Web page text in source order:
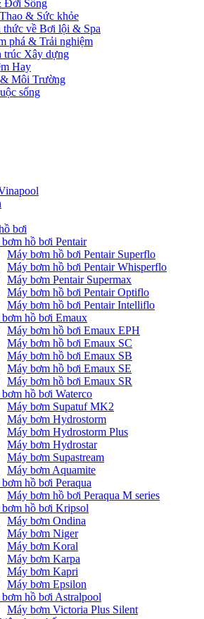
Đời Sống
& Sức khỏe
thức về Bơi lội & Spa
phá & Trải nghiệm
trúc Xây dựng
Hay
Môi Trường
sống
bơi
hồ bơi Pentair
Máy bơm hồ bơi Pentair Superflo
Máy bơm hồ bơi Pentair Whisperflo
Máy bơm Pentair Supermax
Máy bơm hồ bơi Pentair Optiflo
Máy bơm hồ bơi Pentair Intelliflo
hồ bơi Emaux
Máy bơm hồ bơi Emaux EPH
Máy bơm hồ bơi Emaux SC
Máy bơm hồ bơi Emaux SB
Máy bơm hồ bơi Emaux SE
Máy bơm hồ bơi Emaux SR
hồ bơi Waterco
Máy bơm Supatuf MK2
Máy bơm Hydrostorm
Máy bơm Hydrostorm Plus
Máy bơm Hydrostar
Máy bơm Supastream
Máy bơm Aquamite
hồ bơi Peraqua
Máy bơm hồ bơi Peraqua M series
hồ bơi Kripsol
Máy bơm Ondina
Máy bơm Niger
Máy bơm Koral
Máy bơm Karpa
Máy bơm Kapri
Máy bơm Epsilon
hồ bơi Astralpool
Máy bơm Victoria Plus Silent